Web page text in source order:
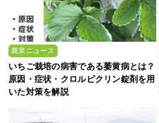
農業ニュース
いちご栽培の病害である萎黄病とは？
原因・症状・クロルピクリン錠剤を用
いた対策を解説